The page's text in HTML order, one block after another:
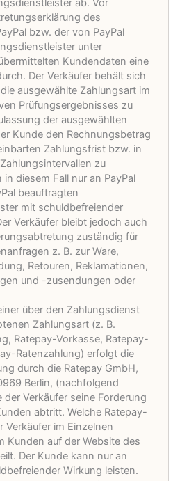
ab. Vor
des
bzw. der von PayPal
unter
Kundendaten eine
Der Verkäufer behält sich
ausgewählte Zahlungsart im
Prüfungsergebnisses zu
der ausgewählten
Kunde den Rechnungsbetrag
Zahlungsfrist bzw. in
zu
in diesem Fall nur an PayPal
beauftragten
mit schuldbefreiender
Verkäufer bleibt jedoch auch
zuständig für
z. B. zur Ware,
Retouren, Reklamationen,
und -zusendungen oder
über den Zahlungsdienst
Zahlungsart (z. B.
Ratepay-Vorkasse, Ratepay-
Ratenzahlung) erfolgt die
durch die Ratepay GmbH,
Berlin, (nachfolgend
der Verkäufer seine Forderung
abtritt. Welche Ratepay-
Verkäufer im Einzelnen
Kunden auf der Website des
Der Kunde kann nur an
Wirkung leisten.